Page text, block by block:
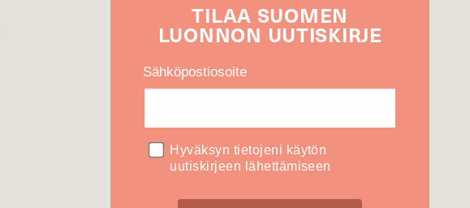
TILAA SUOMEN
LUONNON UUTIS­KIRJE
Sähköpostiosoite
Hyväksyn tietojeni käytön
uutiskirjeen lähettämiseen